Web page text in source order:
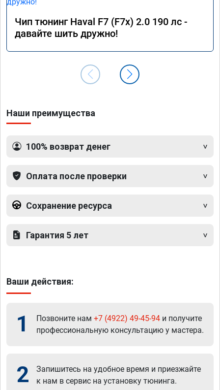
теперь прокатиться на дальняк! При этом
на сотку при скоростном режиме 100 - 120 км/
ч. Однозначно рекомендую воспользоваться
доволен результатом. Ещё раз большое
Процветания вашей компании.
Чип тюнинг Haval F7 (F7x) 2.0 190 лс -
давайте шить дружно!
Наши преимущества
100% возврат денег
Оплата после проверки
Сохранение ресурса
Гарантия 5 лет
Ваши действия:
1 Позвоните нам +7 (4922) 49-45-94 и получите
профессиональную консультацию у мастера.
2
Запишитесь на удобное время и приезжайте
к нам в сервис на установку тюнинга.